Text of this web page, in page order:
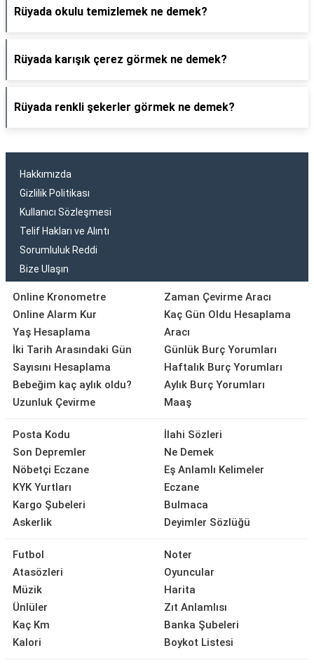
Rüyada okulu temizlemek ne demek?
Rüyada karışık çerez görmek ne demek?
Rüyada renkli şekerler görmek ne demek?
Hakkımızda
Gizlilik Politikası
Kullanıcı Sözleşmesi
Telif Hakları ve Alıntı
Sorumluluk Reddi
Bize Ulaşın
Online Kronometre
Online Alarm Kur
Yaş Hesaplama
İki Tarih Arasındaki Gün
Sayısını Hesaplama
Bebeğim kaç aylık oldu?
Uzunluk Çevirme
Zaman Çevirme Aracı
Kaç Gün Oldu Hesaplama
Aracı
Günlük Burç Yorumları
Haftalık Burç Yorumları
Aylık Burç Yorumları
Maaş
Posta Kodu
Son Depremler
Nöbetçi Eczane
KYK Yurtları
Kargo Şubeleri
Askerlik
İlahi Sözleri
Ne Demek
Eş Anlamlı Kelimeler
Eczane
Bulmaca
Deyimler Sözlüğü
Futbol
Atasözleri
Müzik
Ünlüler
Kaç Km
Kalori
Noter
Oyuncular
Harita
Zıt Anlamlısı
Banka Şubeleri
Boykot Listesi